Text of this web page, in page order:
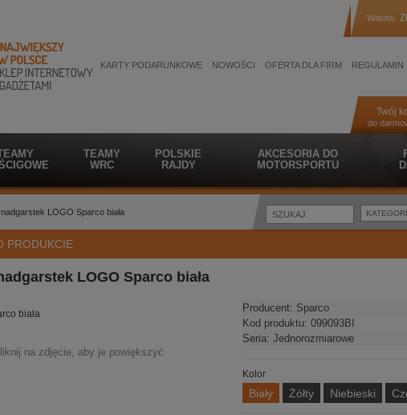
Waluta:
KARTY PODARUNKOWE NOWOŚCI OFERTA DLA FIRM REGULAMIN
Twój
do
TEAMY
WRC
POLSKIE
RAJDY
AKCESORIA DO
MOTORSPORTU
LOGO Sparco biała
PRODUKCIE
LOGO Sparco biała
biała
na zdjęcie, aby je powiększyć
Producent: Sparco
Kod produktu: 099093BI
Seria: Jednorozmiarowe
Kolor
Biały Żółty Niebieski